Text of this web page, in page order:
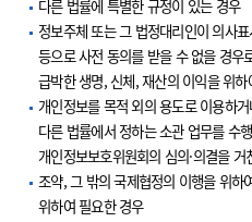
다른 법률에 특별한 규정이 있는 경우
정보주체 또는 그 법정대리인이 의사
등으로 사전 동의를 받을 수 없을 경우
급박한 생명, 신체, 재산의 이익을 위
개인정보를 목적 외의 용도로 이용하
다른 법률에서 정하는 소관 업무를 수
개인정보보호위원회의 심의·의결을 거
조약, 그 밖의 국제협정의 이행을 위하
위하여 필요한 경우